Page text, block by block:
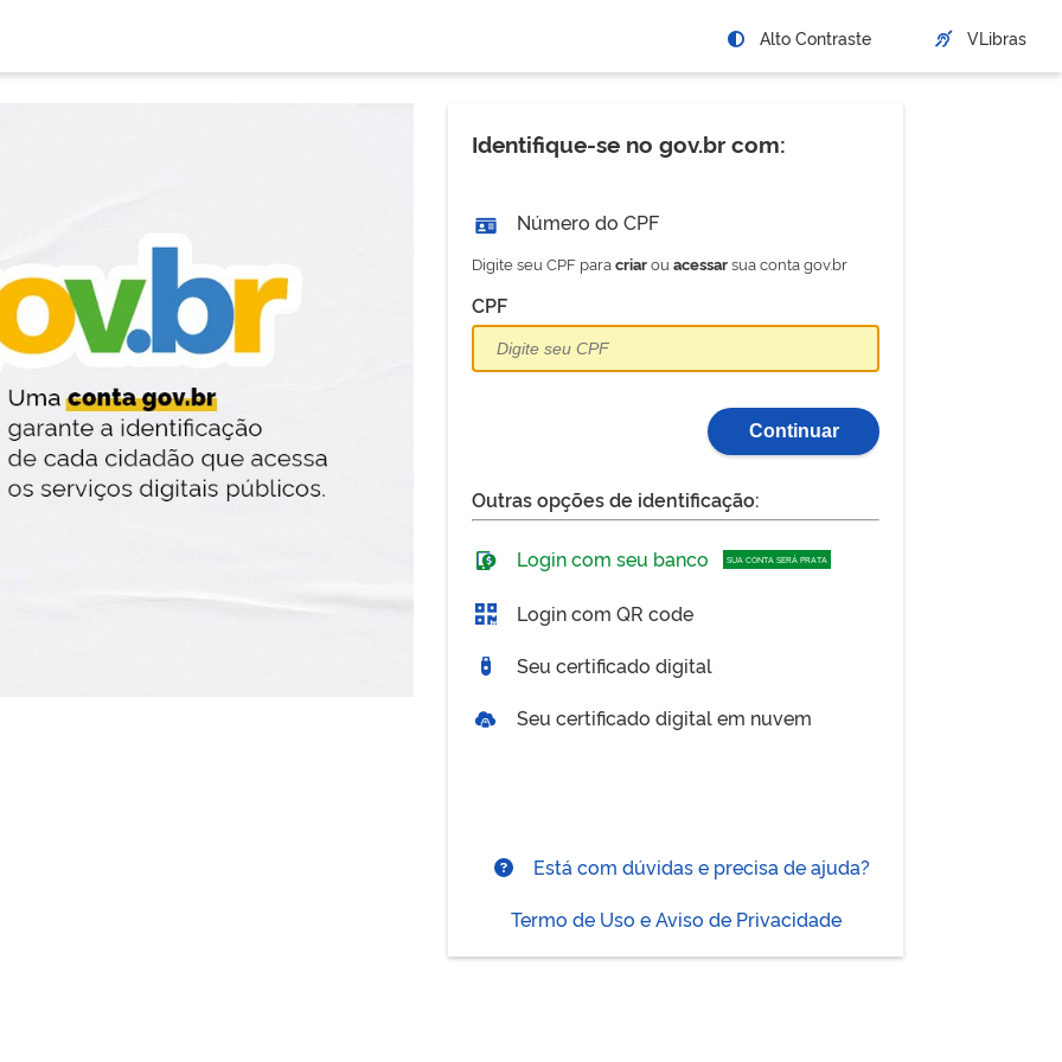
Alto Contraste VLibras
Identifique-se no gov.br com:
Número do CPF
Digite seu CPF paracriarouacessarsua conta gov.br
CPF
Continuar
Outras opções de identificação:
Login com seu banco SUA CONTA SERÁ PRATA
Login com QR code
Seu certificado digital
Seu certificado digital em nuvem
Está com dúvidas e precisa de ajuda?
Termo de Uso e Aviso de Privacidade